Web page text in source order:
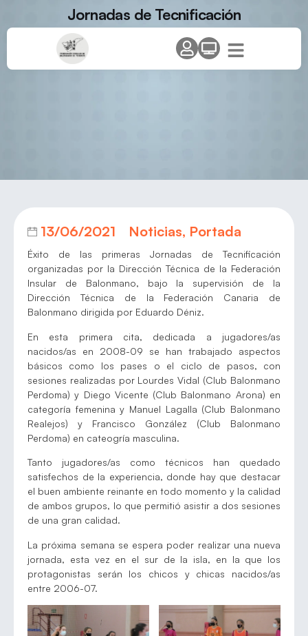
Jornadas de Tecnificación
13/06/2021 Noticias, Portada
Éxito de las primeras Jornadas de Tecnificación
organizadas por la Dirección Técnica de la Federación
Insular de Balonmano, bajo la supervisión de la
Dirección Técnica de la Federación Canaria de
Balonmano dirigida por Eduardo Déniz.
En esta primera cita, dedicada a jugadores/as
nacidos/as en 2008-09 se han trabajado aspectos
básicos como los pases o el ciclo de pasos, con
sesiones realizadas por Lourdes Vidal (Club Balonmano
Perdoma) y Diego Vicente (Club Balonmano Arona) en
categoría femenina y Manuel Lagalla (Club Balonmano
Realejos) y Francisco González (Club Balonmano
Perdoma) en cateogría masculina.
Tanto jugadores/as como técnicos han quedado
satisfechos de la experiencia, donde hay que destacar
el buen ambiente reinante en todo momento y la calidad
de ambos grupos, lo que permitió asistir a dos sesiones
de una gran calidad.
La próxima semana se espera poder realizar una nueva
jornada, esta vez en el sur de la isla, en la que los
protagonistas serán los chicos y chicas nacidos/as
entre 2006-07.